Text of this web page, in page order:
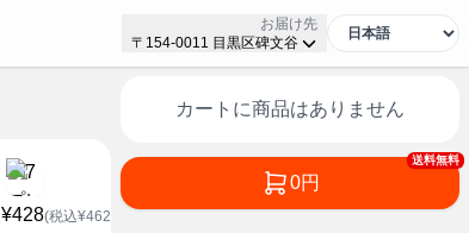
お届け先
〒154-0011 目黒区碑文谷
¥428(税込¥462.24) ¥78
カートに商品はありません
送料無料
0円